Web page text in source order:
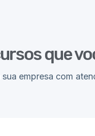
que
empresa com